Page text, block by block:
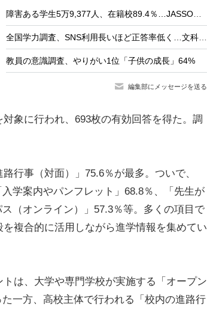
障害ある学生5万9,377人、在籍校89.4％…JASSO調査
全国学力調査、SNS利用長いほど正答率低く…文科相8/4会見
教員の意識調査、やりがい1位「子供の成長」64%
編集部にメッセージを送る
象に行われ、693枚の有効回答を得た。調
行事（対面）」75.6％が最多。ついで、
学案内やパンフレット」68.8％、「先生が
（オンライン）」57.3％等。多くの項目で
複合的に活用しながら進学情報を集めてい
は、大学や専門学校が実施する「オープン
一方、高校主体で行われる「校内の進路行